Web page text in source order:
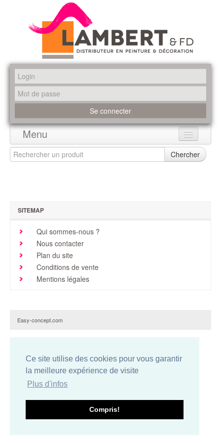
Ce site utilise des cookies pour vous garantir
la meilleure expérience de visite
Plus d'infos
Compris!
Menu
Accueil
Promotions
Brochures & Tarifs
Actualités
Dépôts
Chercher
SITEMAP
Qui sommes-nous ?
Nous contacter
Plan du site
Conditions de vente
Mentions légales
Easy-concept.com